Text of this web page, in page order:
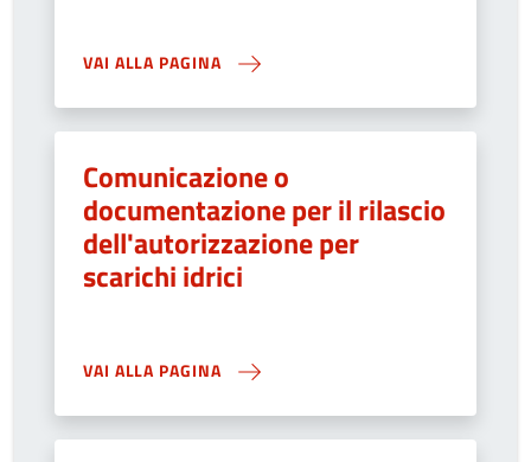
VAI ALLA PAGINA
Comunicazione o
documentazione per il rilascio
dell'autorizzazione per
scarichi idrici
VAI ALLA PAGINA